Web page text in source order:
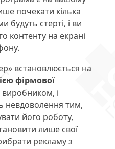
почекати кілька
будуть стерті, і ви
контенту на екрані
встановлюється на
фірмової
виробником, і
невдоволення тим,
його роботу,
лише свої
рекламу з